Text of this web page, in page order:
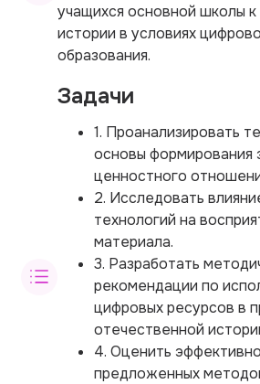
учащихся основной школы
истории в условиях
образования.
Задачи
1. Проанализировать
основы формирования
ценностного
2. Исследовать
технологий на
материала.
3. Разработать
рекомендации по
цифровых ресурсов в
отечественной
4. Оценить
предложенных